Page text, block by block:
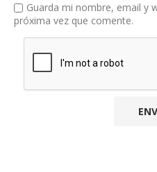
Guarda mi nombre, email y
próxima vez que comente.